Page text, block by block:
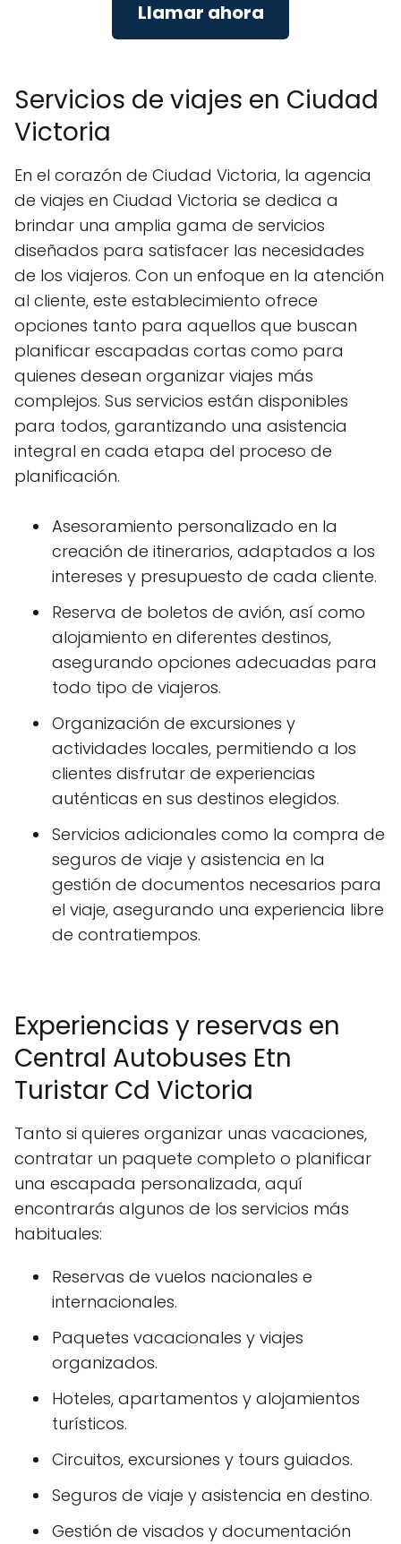
Llamar ahora
Servicios de viajes en Ciudad
Victoria
En el corazón de Ciudad Victoria, la agencia
de viajes en Ciudad Victoria se dedica a
brindar una amplia gama de servicios
diseñados para satisfacer las necesidades
de los viajeros. Con un enfoque en la atención
al cliente, este establecimiento ofrece
opciones tanto para aquellos que buscan
planificar escapadas cortas como para
quienes desean organizar viajes más
complejos. Sus servicios están disponibles
para todos, garantizando una asistencia
integral en cada etapa del proceso de
planificación.
Asesoramiento personalizado en la
creación de itinerarios, adaptados a los
intereses y presupuesto de cada cliente.
Reserva de boletos de avión, así como
alojamiento en diferentes destinos,
asegurando opciones adecuadas para
todo tipo de viajeros.
Organización de excursiones y
actividades locales, permitiendo a los
clientes disfrutar de experiencias
auténticas en sus destinos elegidos.
Servicios adicionales como la compra de
seguros de viaje y asistencia en la
gestión de documentos necesarios para
el viaje, asegurando una experiencia libre
de contratiempos.
Experiencias y reservas en
Central Autobuses Etn
Turistar Cd Victoria
Tanto si quieres organizar unas vacaciones,
contratar un paquete completo o planificar
una escapada personalizada, aquí
encontrarás algunos de los servicios más
habituales:
Reservas de vuelos nacionales e
internacionales.
Paquetes vacacionales y viajes
organizados.
Hoteles, apartamentos y alojamientos
turísticos.
Circuitos, excursiones y tours guiados.
Seguros de viaje y asistencia en destino.
Gestión de visados y documentación